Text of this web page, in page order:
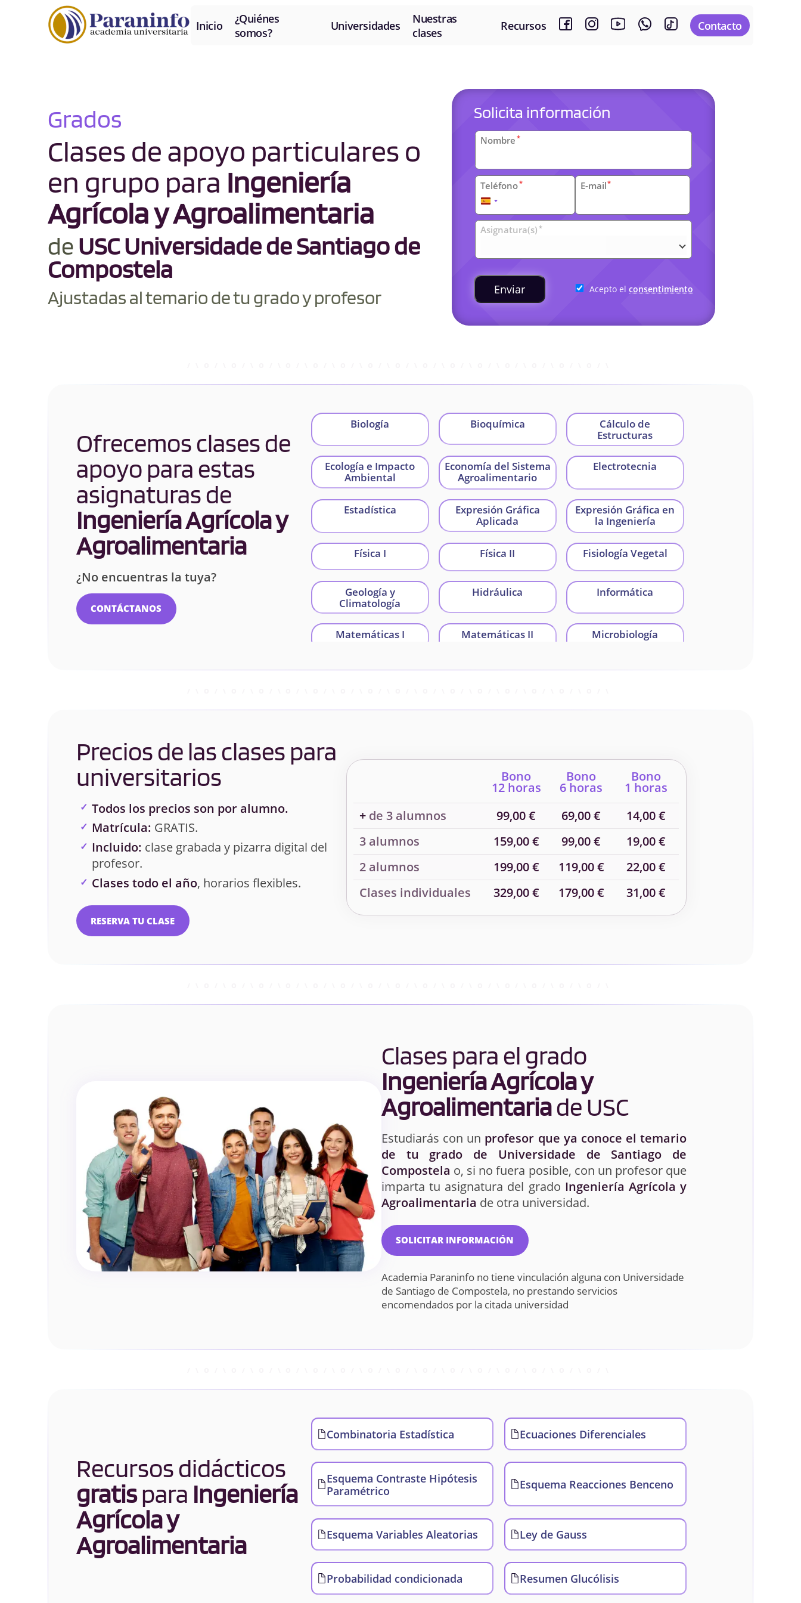
Inicio
¿Quiénes
somos?
Universidades
Nuestras
clases
Recursos Contacto
Grados
Clases de apoyo particulares o
en grupo para Ingeniería
Agrícola y Agroalimentaria
de USC Universidade de Santiago de
Compostela
Ajustadas al temario de tu grado y profesor
Solicita información
Datos
Nombre *
Teléfono*
España
+34
E-mail*
Clases
Asignatura(s) *
Enviar Acepto elconsentimiento
Ofrecemos clases de
apoyo para estas
asignaturas de
Ingeniería Agrícola y
Agroalimentaria
¿No encuentras la tuya?
CONTÁCTANOS
Biología Bioquímica
Cálculo de
Estructuras
Ecología e Impacto
Ambiental
Economía del Sistema
Agroalimentario
Electrotecnia
Estadística
Expresión Gráfica
Aplicada
Expresión Gráfica en
la Ingeniería
Física I Física II Fisiología Vegetal
Geología y
Climatología
Hidráulica Informática
Matemáticas I Matemáticas II Microbiología
Química
Topografía y
Precios de las clases para
universitarios
Todos los precios son por alumno.
Matrícula: GRATIS.
Incluido: clase grabada y pizarra digital del
profesor.
Clases todo el año, horarios flexibles.
RESERVA TU CLASE
Bono
12 horas
Bono
6 horas
Bono
1 horas
+de 3 alumnos 99,00 € 69,00 €
14,00 €
3 alumnos
159,00 € 99,00 €
19,00 €
2 alumnos
199,00 € 119,00 €
22,00 €
Clases individuales
329,00 € 179,00 € 31,00 €
Clases para el grado
Ingeniería Agrícola y
Agroalimentariade USC
Estudiarás con un profesor que ya conoce el temario
de tu grado de Universidade de Santiago de
Compostela o, si no fuera posible, con un profesor que
imparta tu asignatura del grado Ingeniería Agrícola y
Agroalimentaria de otra universidad.
SOLICITAR INFORMACIÓN
Academia Paraninfo no tiene vinculación alguna con Universidade
de Santiago de Compostela, no prestando servicios
encomendados por la citada universidad
Recursos didácticos
gratispara Ingeniería
Agrícola y
Agroalimentaria
Combinatoria Estadística Ecuaciones Diferenciales
Esquema Contraste Hipótesis
Paramétrico
Esquema Reacciones Benceno
Esquema Variables Aleatorias Ley de Gauss
Probabilidad condicionada Resumen Glucólisis